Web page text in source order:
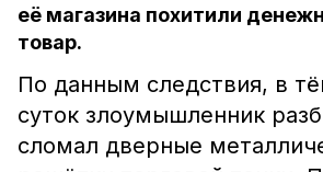
её магазина похитили
товар.
По данным следствия, в
суток злоумышленник
сломал дверные